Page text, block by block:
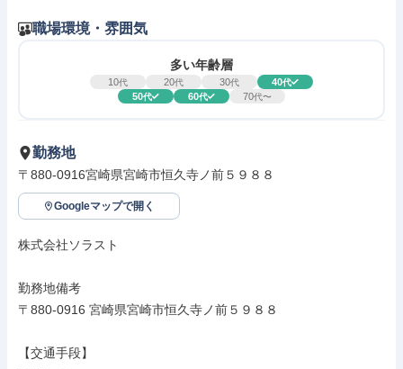
職場環境・雰囲気
多い年齢層
10代 20代 30代 40代
50代 60代 70代〜
勤務地
〒880-0916宮崎県宮崎市恒久寺ノ前５９８８
Googleマップで開く
株式会社ソラスト
勤務地備考
〒880-0916 宮崎県宮崎市恒久寺ノ前５９８８
【交通手段】